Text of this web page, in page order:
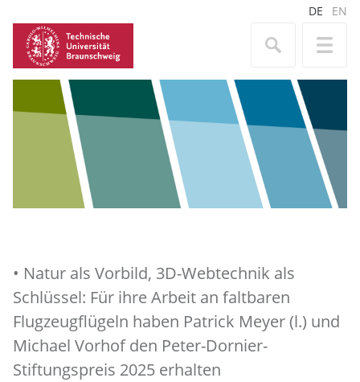
DE EN
• Natur als Vorbild, 3D-Webtechnik als
Schlüssel: Für ihre Arbeit an faltbaren
Flugzeugflügeln haben Patrick Meyer (l.) und
Michael Vorhof den Peter-Dornier-
Stiftungspreis 2025 erhalten